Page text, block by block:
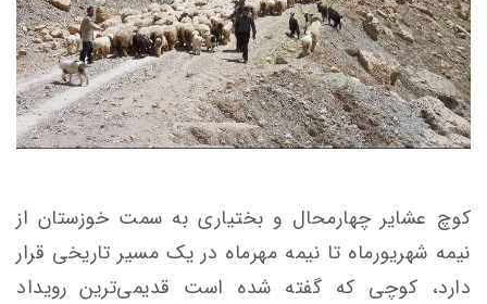
کوچ عشایر چهارمحال و بختیاری به سمت خوزستان از
نیمه شهریورماه تا نیمه مهرماه در یک مسیر تاریخی قرار
دارد، کوچی که گفته شده است قدیمی‌ترین رویداد